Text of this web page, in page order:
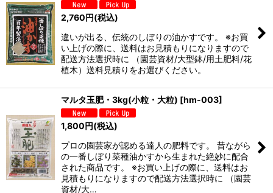
2,760円(税込)
違いが出る、伝統のしぼりの油かすです。 ※お買
い上げの際に、送料はお見積もりになりますので
配送方法選択時に （園芸資材/大型鉢/用土肥料/花
植木）送料見積りをお選びください。
マルタ玉肥・3kg(小粒・大粒) [hm-003]
1,800円(税込)
プロの園芸家が認める達人の肥料です。 昔ながら
の一番しぼり菜種油かすから生まれた絶妙に配合
された商品です。 ※お買い上げの際に、送料はお
見積もりになりますので配送方法選択時に （園芸
資材/大…